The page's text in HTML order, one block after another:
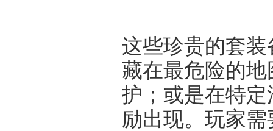
这些珍贵的套
藏在最危险的
护；或是在特
励出现。玩家